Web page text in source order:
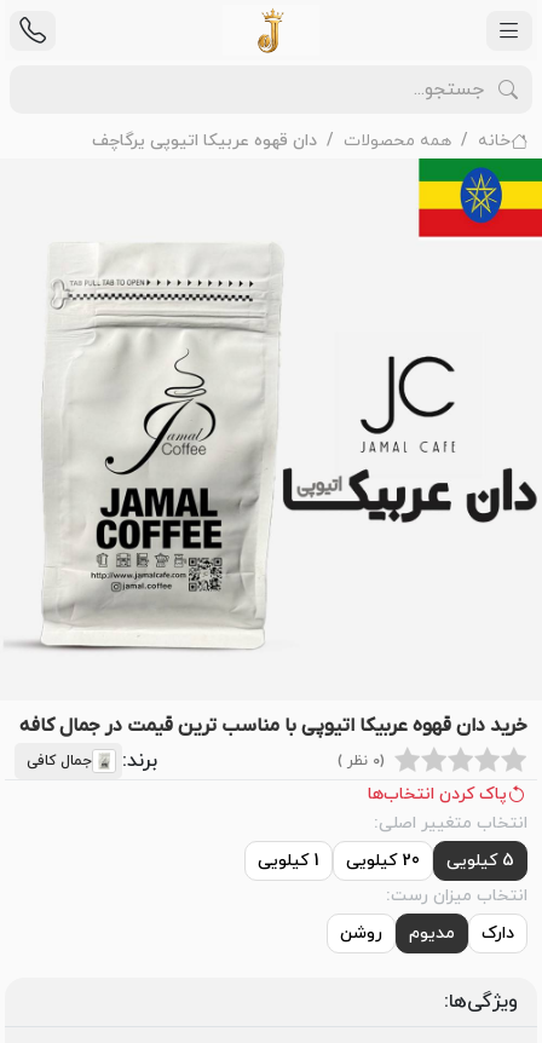
خانه همه محصولات دان قهوه عربیکا اتیوپی یرگاچف
خرید دان قهوه عربیکا اتیوپی با مناسب ترین قیمت در جمال کافه
(0 نظر ) برند: جمال کافی
پاک کردن انتخاب‌ها
انتخاب متغییر اصلی:
5 کیلویی
20 کیلویی
1 کیلویی
انتخاب میزان رست:
دارک
مدیوم روشن
ویژگی‌ها: